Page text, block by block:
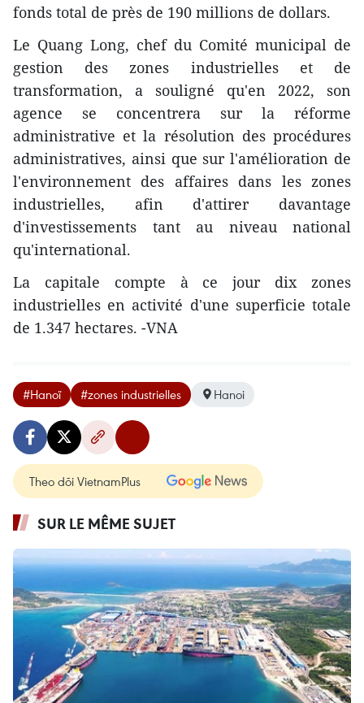
fonds total de près de 190 millions de dollars.
Le Quang Long, chef du Comité municipal de
gestion des zones industrielles et de
transformation, a souligné qu'en 2022, son
agence se concentrera sur la réforme
administrative et la résolution des procédures
administratives, ainsi que sur l'amélioration de
l'environnement des affaires dans les zones
industrielles, afin d'attirer davantage
d'investissements tant au niveau national
qu'international.
La capitale compte à ce jour dix zones
industrielles en activité d'une superficie totale
de 1.347 hectares. -VNA
#Hanoï #zones industrielles Hanoi
Theo dõi VietnamPlus
SUR LE MÊME SUJET